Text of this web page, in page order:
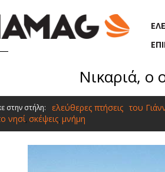
Νικαριά, ο
στην στήλη: ελεύθερες πτήσεις του
νησί, σκέψεις, μνήμη